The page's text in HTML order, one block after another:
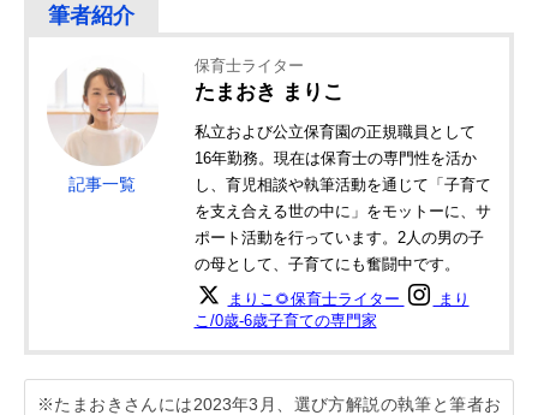
記事一覧
保育士ライター
たまおき まりこ
私立および公立保育園の正規職員として
16年勤務。現在は保育士の専門性を活か
し、育児相談や執筆活動を通じて「子育て
を支え合える世の中に」をモットーに、サ
ポート活動を行っています。2人の男の子
の母として、子育てにも奮闘中です。
まりこ🌻保育士ライター
まり
こ/0歳-6歳子育ての専門家
※たまおきさんには2023年3月、選び方解説の執筆と筆者お